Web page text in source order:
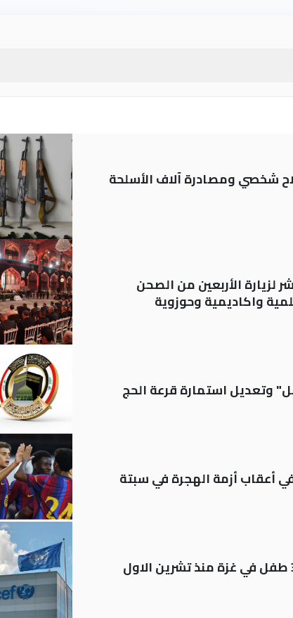
أكثر من 20 ألف سلاح شخصي ومصادرة آلاف الأسلحة
لزيارة الأربعين من الصحن
واكاديمية وحوزوية
وتعديل استمارة قرعة الحج
أعقاب أزمة الهجرة في سبتة
اليونيسف توثق استشهاد قرابة 300 طفل في غزة منذ تشرين الاول